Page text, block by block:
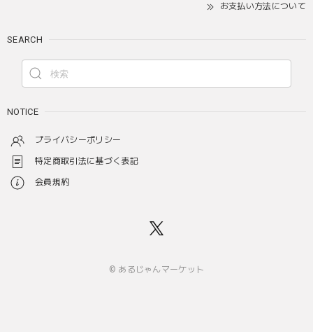
お支払い方法について
SEARCH
NOTICE
プライバシーポリシー
特定商取引法に基づく表記
会員規約
© あるじゃんマーケット